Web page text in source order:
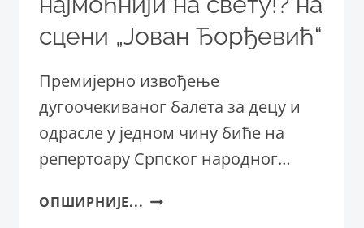
сцени „Јован Ђорђевић“
Премијерно извођење
дугоочекиваног балета за децу и
одрасле у једном чину биће на
репертоару Српског народног…
ОПШИРНИЈЕ... ПРЕМИЈЕРА